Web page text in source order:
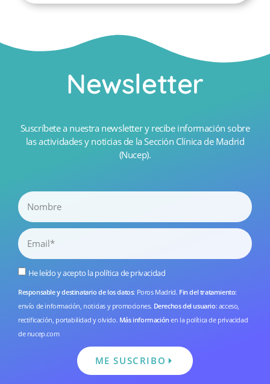
Newsletter
Suscríbete a nuestra newsletter y recibe información sobre
las actividades y noticias de la Sección Clínica de Madrid
(Nucep).
He leído y acepto lapolítica de privacidad
Responsable y destinatario de los datos: Poros Madrid. Fin del tratamiento:
envío de información, noticias y promociones. Derechos del usuario: acceso,
rectificación, portabilidad y olvido. Más información en la política de privacidad
de nucep.com
ME SUSCRIBO